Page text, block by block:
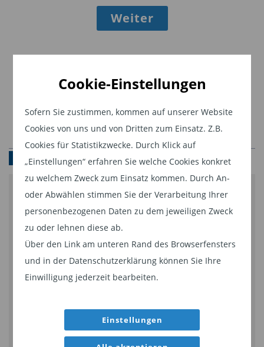
Cookie-Einstellungen
Sofern Sie zustimmen, kommen auf unserer Website
Cookies von uns und von Dritten zum Einsatz. Z.B.
Cookies für Statistikzwecke. Durch Klick auf
„Einstellungen“ erfahren Sie welche Cookies konkret
zu welchem Zweck zum Einsatz kommen. Durch An-
oder Abwählen stimmen Sie der Verarbeitung Ihrer
personenbezogenen Daten zu dem jeweiligen Zweck
zu oder lehnen diese ab.
Über den Link am unteren Rand des Browserfensters
und in der Datenschutzerklärung können Sie Ihre
Einwilligung jederzeit bearbeiten.
Einstellungen
Rahmenvertrags zu profitieren und gleichzeitig
ebenfalls einen Beitrag für die Umwelt zu leisten.
Quelle:KanAM Grund
Nachhaltigkeit ist eines der wichtigsten
Unternehmensziele der KanAm Grund Group.
Deshalb stellte das international agierende
Immobilienunternehmen nun bei seinem
Belgien in einem Rahmenvertrag mit
Energieversorgern um, die auf CO2-Neutraliät bei
Weiter
INTERVIEW - FONDS IM FOKUS
LEADING CITIES INVEST - Vom Wachstum der
Metropolen nachhaltig profotieren. Interview mit
dem Managing Director Heiko Hartwig.
Inhalt von YouTube
YouTube übermittelt werden. Weitere Informationen finden
Datenschutzerklärung